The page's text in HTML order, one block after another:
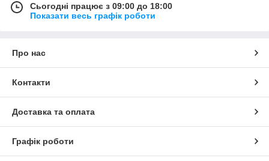
Сьогодні працює з 09:00 до 18:00
Показати весь графік роботи
Про нас
Контакти
Доставка та оплата
Графік роботи